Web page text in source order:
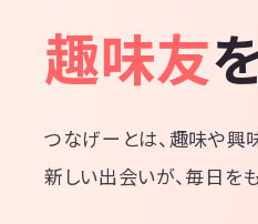
趣味友
つなげーとは、趣味や興
新しい出会いが、毎日をも